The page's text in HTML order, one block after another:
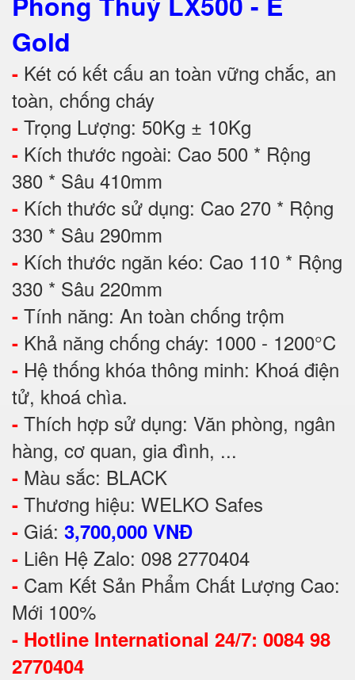
Gold
- Két có kết cấu an toàn vững chắc, an
toàn, chống cháy
- Trọng Lượng: 50Kg ± 10Kg
- Kích thước ngoài: Cao 500 * Rộng
380 * Sâu 410mm
- Kích thước sử dụng: Cao 270 * Rộng
330 * Sâu 290mm
- Kích thước ngăn kéo: Cao 110 * Rộng
330 * Sâu 220mm
- Tính năng: An toàn chống trộm
- Khả năng chống cháy: 1000 - 1200°C
- Hệ thống khóa thông minh: Khoá điện
tử, khoá chìa.
- Thích hợp sử dụng: Văn phòng, ngân
hàng, cơ quan, gia đình, ...
- Màu sắc: BLACK
- Thương hiệu: WELKO Safes
- Giá: 3,700,000 VNĐ
- Liên Hệ Zalo: 098 2770404
- Cam Kết Sản Phẩm Chất Lượng Cao:
Mới 100%
- Hotline International 24/7: 0084 98
2770404